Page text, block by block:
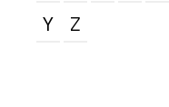
Y Z